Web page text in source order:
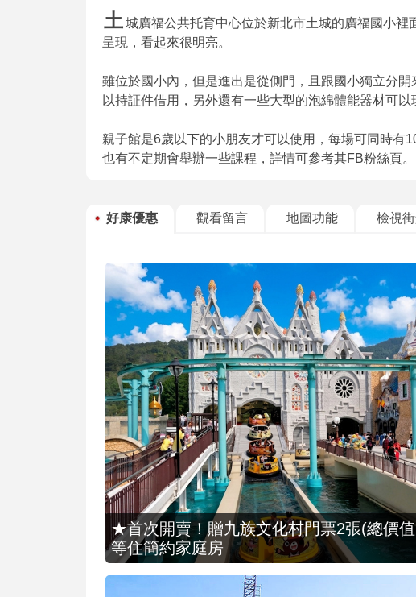
土城廣福公共托育中心位於新北市土城的廣福國小
呈現，看起來很明亮。
雖位於國小內，但是進出是從側門，且跟國小獨立分
以持証件借用，另外還有一些大型的泡綿體能器材可以
親子館是6歲以下的小朋友才可以使用，每場可同時有
也有不定期會舉辦一些課程，詳情可參考其FB粉絲頁。
好康優惠 觀看留言 地圖功能 檢視
★首次開賣！贈九族文化村門票2張(總價
等住簡約家庭房